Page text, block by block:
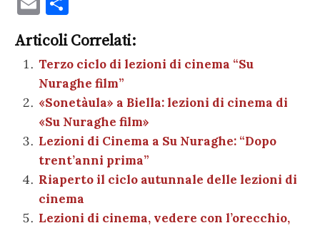
c
e
b
o
o
k
te
r
es
t A
p
p
g
er
a
m
m
ai
l
n
di
vi
di
Articoli Correlati:
Terzo ciclo di lezioni di cinema “Su
Nuraghe film”
«Sonetàula» a Biella: lezioni di cinema di
«Su Nuraghe film»
Lezioni di Cinema a Su Nuraghe: “Dopo
trent’anni prima”
Riaperto il ciclo autunnale delle lezioni di
cinema
Lezioni di cinema, vedere con l’orecchio,